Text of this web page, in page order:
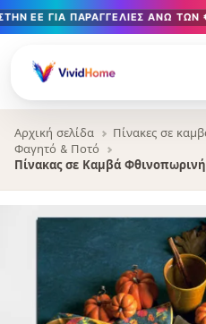
Δωρεάν παράδοση στην ΕΕ
Χειροποίητο στη Βουλγαρία
12+ χρόνια χειροτεχνίας ·
ΕΕ ΓΙΑ ΠΑΡΑΓΓΕΛΊΕΣ ΆΝΩ ΤΩΝ
Αρχική σελίδα Πίνακες σε
Φαγητό & Ποτό
Πίνακας σε Καμβά